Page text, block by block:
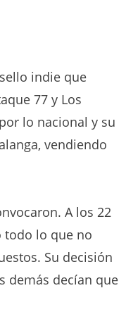
indie que
77 y Los
lo nacional y su
vendiendo
A los 22
todo lo que no
Su decisión
demás decían que